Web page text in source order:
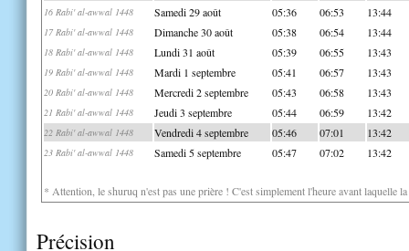
16 Rabi' al-awwal 1448 Samedi 29 août 05:36 06:53 13:44
17 Rabi' al-awwal 1448 Dimanche 30 août 05:38 06:54 13:44
18 Rabi' al-awwal 1448 Lundi 31 août 05:39 06:55 13:43
19 Rabi' al-awwal 1448 Mardi 1 septembre 05:41 06:57 13:43
20 Rabi' al-awwal 1448 Mercredi 2 septembre 05:43 06:58 13:43
21 Rabi' al-awwal 1448 Jeudi 3 septembre 05:44 06:59 13:42
22 Rabi' al-awwal 1448 Vendredi 4 septembre 05:46 07:01 13:42
23 Rabi' al-awwal 1448 Samedi 5 septembre 05:47 07:02 13:42
* Attention, le shuruq n'est pas une prière ! C'est simplement l'heure avant laquelle
Précision